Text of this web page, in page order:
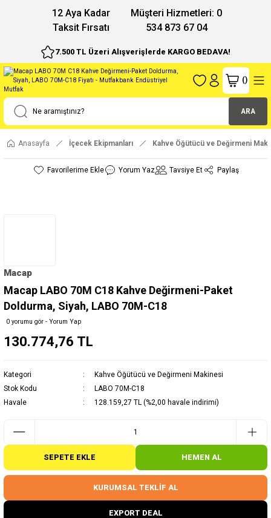
12 Aya Kadar
Taksit Fırsatı
Müşteri Hizmetleri: 0
534 873 67 04
7.500 TL Üzeri Alışverişlerde KARGO BEDAVA!
ARA
()
Anasayfa İçecek Ekipmanları Kahve Öğütücü ve Değirmeni
Yorum Yaz Tavsiye Et Paylaş
Macap
Macap LABO 70M C18 Kahve Değirmeni-Paket
Doldurma, Siyah, LABO 70M-C18
0 yorumu gör - Yorum Yap
130.774,76 TL
Kategori
Kahve Öğütücü ve Değirmeni Makinesi
Stok Kodu
LABO 70M-C18
Havale
128.159,27 TL (%2,00 havale indirimi)
SEPETE EKLE HEMEN AL
KURUMSAL TEKLİF AL
EXPORT DEAL